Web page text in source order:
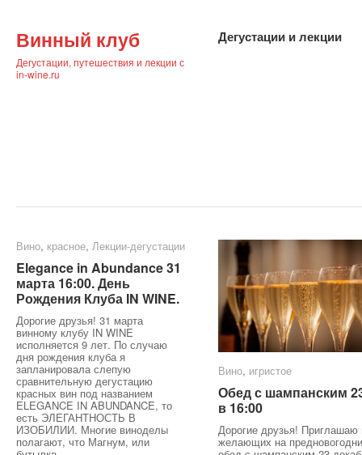
Винный клуб
Дегустации, путешествия и лекции с
in-wine.ru
Дегустации и лекции
Вино, красное, Лекции-дегустации
Elegance in Abundance 31
марта 16:00. День
Рождения Клуба IN WINE.
Дорогие друзья! 31 марта
винному клубу IN WINE
исполняется 9 лет. По случаю
дня рождения клуба я
запланировала слепую
сравнительную дегустацию
красных вин под названием
ELEGANCE IN ABUNDANCE, то
есть ЭЛЕГАНТНОСТЬ В
ИЗОБИЛИИ. Многие виноделы
полагают, что Магнум, или
Вино красное Лекции-дегустации
Elegance in Abundance 31
марта 16:00. День
Рождения Клуба IN WINE.
Вино, игристое
Обед с шампанским
в 16:00
Дорогие друзья! Приглашаю
желающих на
Вино игристое
Обед с шампанским
в 16:00